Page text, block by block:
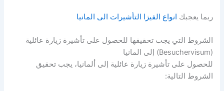
ربما يعجبك انواع الفيزا التأشيرات الى المانيا
الشروط التي يجب تحقيقها للحصول على تأشيرة زيارة عائلية
(Besuchervisum) إلى المانيا
للحصول على تأشيرة زيارة عائلية إلى ألمانيا، يجب تحقيق
الشروط التالية: